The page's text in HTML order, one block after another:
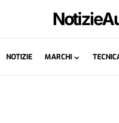
NOTIZIE MARCHI